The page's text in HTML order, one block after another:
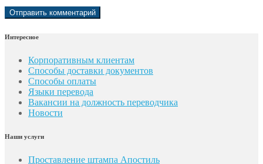
Интересное
Корпоративным клиентам
Способы доставки документов
Способы оплаты
Языки перевода
Вакансии на должность переводчика
Новости
Наши услуги
Проставление штампа Апостиль